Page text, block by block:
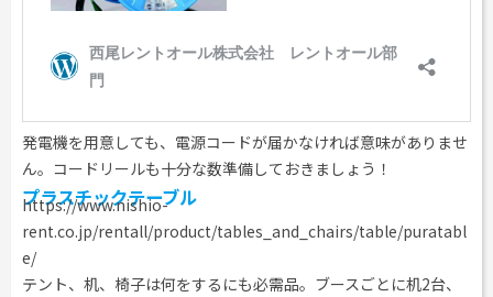
発電機を用意しても、電源コードが届かなければ意味がありませ
ん。コードリールも十分な数準備しておきましょう！
プラスチックテーブル
https://www.nishio-
rent.co.jp/rentall/product/tables_and_chairs/table/puratabl
e/
テント、机、椅子は何をするにも必需品。ブースごとに机2台、